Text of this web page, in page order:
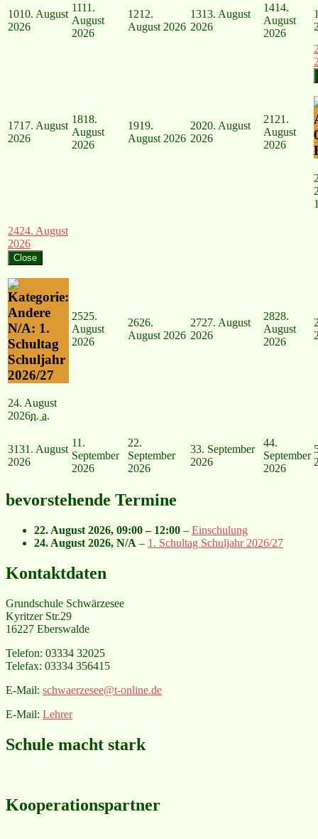
1010. August
2026
1111.
August
2026
1212.
August 2026
1313. August
2026
1414.
August
2026
1717. August
2026
1818.
August
2026
1919.
August 2026
2020. August
2026
21 21.
August
2026
2424. August
2026
Close
N/A: 1.
Schultag
Schuljahr
2026/27
24. August
2026n. a.
2525.
August
2026
2626.
August 2026
2727. August
2026
2828.
August
2026
3131. August
2026
11.
September
2026
22.
September
2026
33. September
2026
44.
September
2026
bevorstehende Termine
22. August 2026, 09:00 – 12:00 – Einschulung
24. August 2026, N/A – 1. Schultag Schuljahr 2026/27
Kontaktdaten
Grundschule Schwärzesee
Kyritzer Str.29
16227 Eberswalde
Telefon: 03334 32025
Telefax: 03334 356415
E-Mail: schwaerzesee@t-online.de
E-Mail: Lehrer
Schule macht stark
Kooperationspartner